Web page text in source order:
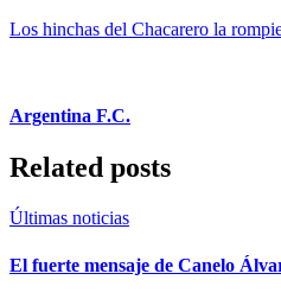
Los hinchas del Chacarero la
Argentina F.C.
Related posts
Últimas noticias
El fuerte mensaje de Canelo